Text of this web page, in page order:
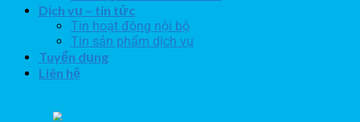
Dịch vụ – tin tức
Tin hoạt động nội bộ
Tin sản phẩm dịch vụ
Tuyển dụng
Liên hệ